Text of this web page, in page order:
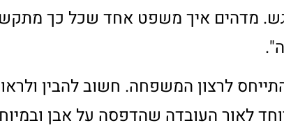
מסייר עם המשפחה בין המצבות
שהוחלף על גבי